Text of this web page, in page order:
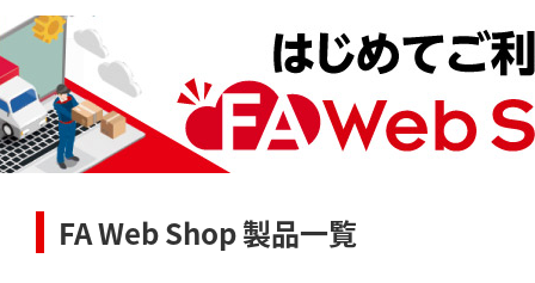
FA Web Shop 製品一覧